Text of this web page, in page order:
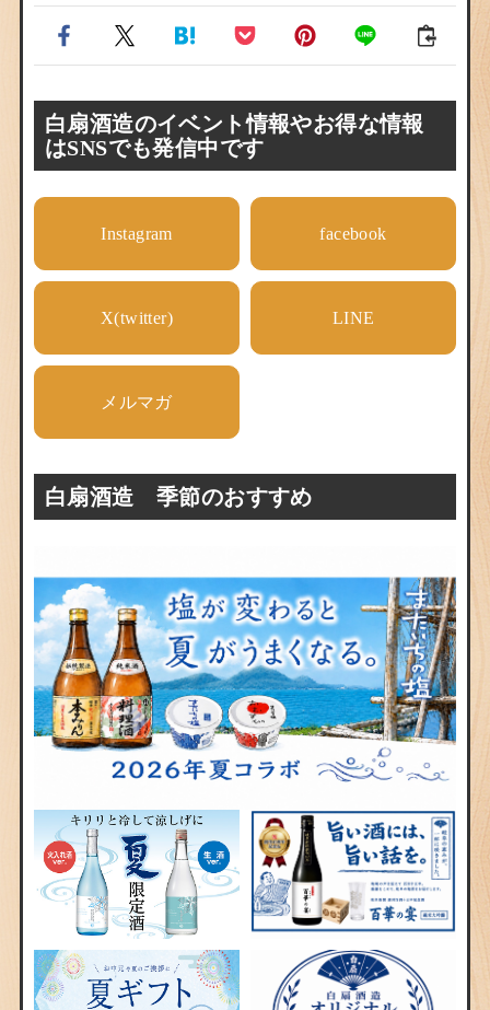
白扇酒造のイベント情報やお得な情報
はSNSでも発信中です
Instagram facebook
X(twitter) LINE
メルマガ
白扇酒造 季節のおすすめ